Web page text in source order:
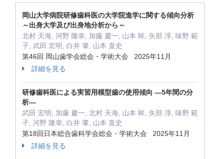
岡山大学病院研修歯科医の大学院進学に関する傾向分析
～出身大学及び出身地分析から～
北村 天海, 河野 隆幸, 加藤 慶一, 山本 眸, 矢部 淳, 味野 範
子, 武田 宏明, 白井 肇, 山本 直史
第46回 岡山歯学会総会・学術大会 2025年11月
詳細を見る
研修歯科医による実習用模型歯の使用傾向 ―5年間の分
析―
武田 宏明, 加藤 慶一, 北村 天海, 山本 眸, 矢部 淳, 味野 範
子, 河野 隆幸, 白井 肇, 山本 直史
第18回日本総合歯科学会総会・学術大会 2025年11月
詳細を見る